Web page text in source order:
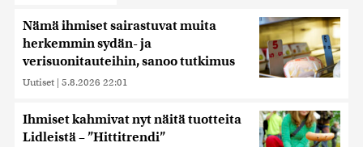
Nämä ihmiset sairastuvat muita
herkemmin sydän- ja
verisuonitauteihin, sanoo tutkimus
Uutiset | 5.8.2026 22:01
Ihmiset kahmivat nyt näitä tuotteita
Lidleistä – ”Hittitrendi”